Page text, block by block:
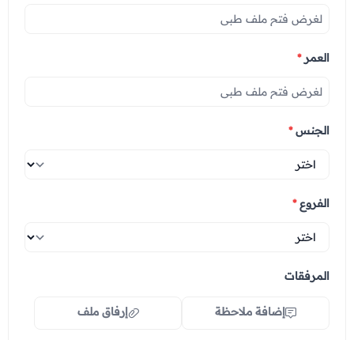
العمر*
الجنس*
الفروع*
المرفقات
إضافة ملاحظة إرفاق ملف